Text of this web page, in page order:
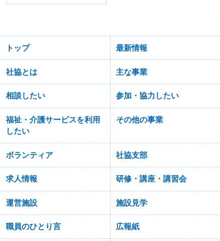
トップ 最新情報
社協とは 主な事業
相談したい 参加・協力したい
福祉・介護サービスを利用
したい
その他の事業
ボランティア 社協支部
求人情報 研修・講座・講習会
運営施設 施設見学
職員のひとり言 広報紙